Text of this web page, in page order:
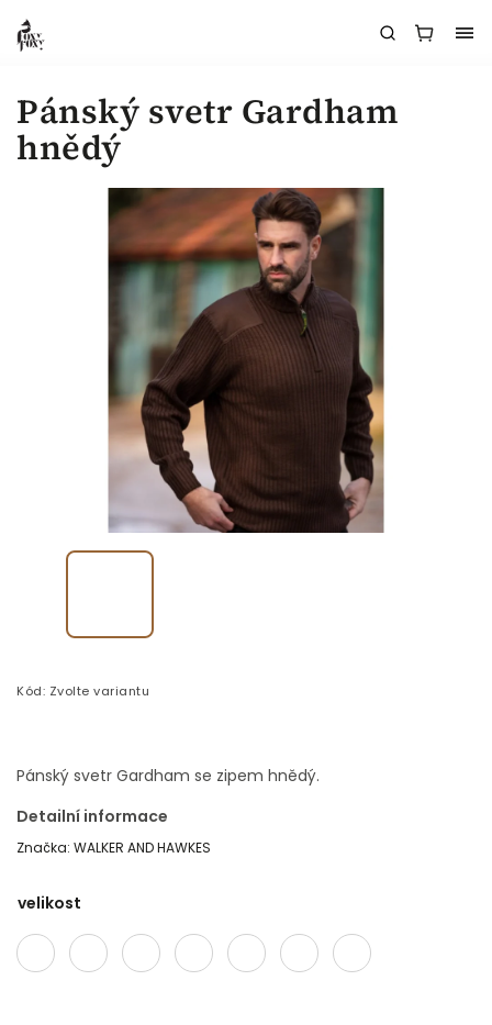
Pánský svetr Gardham
hnědý
Kód: Zvolte variantu
Pánský svetr Gardham se zipem hnědý.
Detailní informace
Značka: WALKER AND HAWKES
velikost